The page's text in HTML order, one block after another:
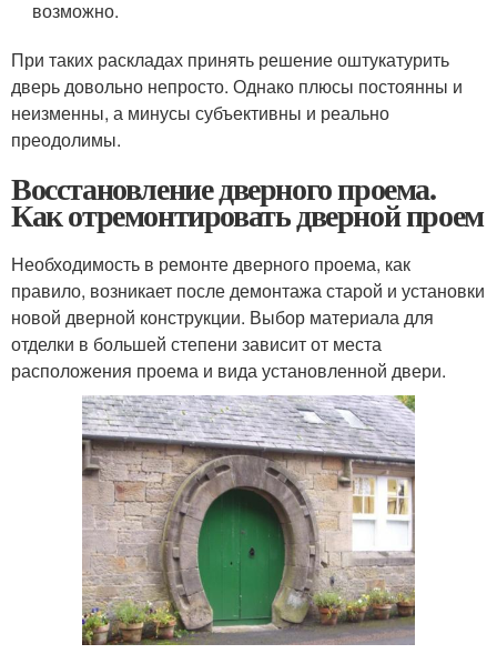
возможно.
При таких раскладах принять решение оштукатурить
дверь довольно непросто. Однако плюсы постоянны и
неизменны, а минусы субъективны и реально
преодолимы.
Восстановление дверного проема.
Как отремонтировать дверной проем
Необходимость в ремонте дверного проема, как
правило, возникает после демонтажа старой и установки
новой дверной конструкции. Выбор материала для
отделки в большей степени зависит от места
расположения проема и вида установленной двери.